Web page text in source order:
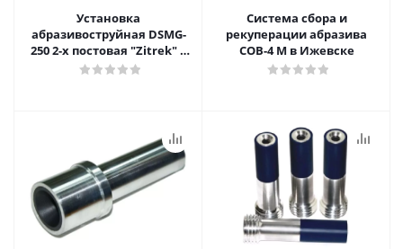
Установка
абразивоструйная DSMG-
250 2-х постовая "Zitrek" в
Ижевске
Система сбора и
рекуперации абразива
СОВ-4 М в Ижевске